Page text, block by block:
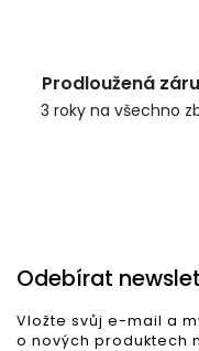
Prodloužená
3 roky na všechno
Odebírat
Vložte svůj e-mail a
o nových produktech